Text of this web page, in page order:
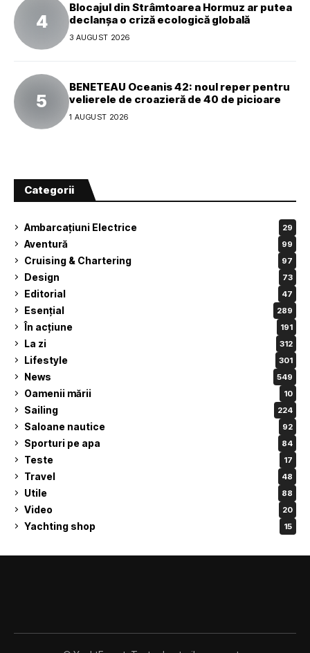
Blocajul din Strâmtoarea Hormuz ar putea
declanșa o criză ecologică globală
3 AUGUST 2026
BENETEAU Oceanis 42: noul reper pentru
velierele de croazieră de 40 de picioare
1 AUGUST 2026
Categorii
Ambarcațiuni Electrice 29
Aventură 99
Cruising & Chartering 97
Design 73
Editorial 47
Esențial 289
În acțiune 191
La zi 312
Lifestyle 301
News 549
Oamenii mării 10
Sailing 224
Saloane nautice 92
Sporturi pe apa 84
Teste 17
Travel 48
Utile 88
Video 20
Yachting shop 15